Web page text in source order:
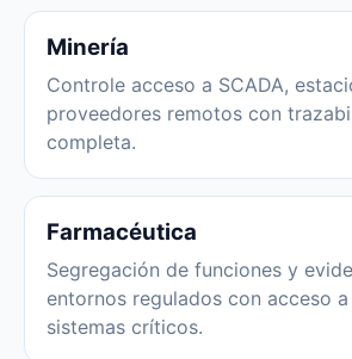
Minería
Controle acceso a SCADA,
proveedores remotos con
completa.
Farmacéutica
Segregación de funciones y
entornos regulados con acceso
sistemas críticos.